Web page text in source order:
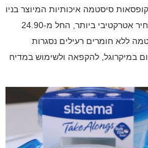
סיסטמה איכותיות המיוצר בניו
זילנד ונמכר בארקוסטיל קיטצ'ן במחיר אטרקטיבי ביותר, החל מ-24.90
ללא חומרים רעילים נסגרות
במיקרוגל, להקפאה ולשימוש במדיח